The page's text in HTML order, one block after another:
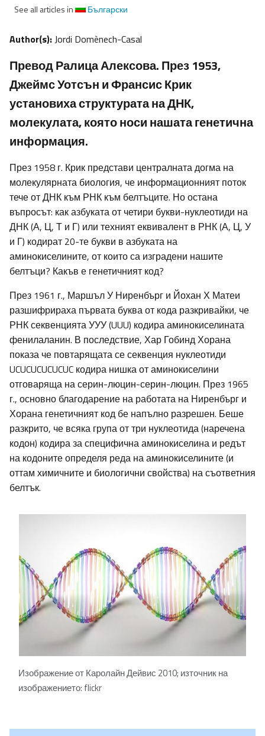
See all articles in
Български
Author(s):Jordi Domènech-Casal
Превод Ралица Алексова. През 1953,
Джеймс Уотсън и Франсис Крик
установиха структурата на ДНК,
молекулата, която носи нашата генетична
информация.
През 1958 г. Крик представи централната догма на
молекулярната биология, че информационният поток
тече от ДНК към РНК към белтъците. Но остана
въпросът: как азбуката от четири букви-нуклеотиди на
ДНК (А, Ц, Т и Г) или техният еквивалент в РНК (А, Ц, У
и Г) кодират 20-те букви в азбуката на
аминокиселините, от които са изградени нашите
белтъци? Какъв е генетичният код?
През 1961 г., Маршъл У Ниренбърг и Йохан Х Матеи
разшифрираха първата буква от кода разкривайки, че
РНК секвенцията УУУ (UUU) кодира аминокиселината
фенилаланин. В последствие, Хар Гобинд Хорана
показа че повтарящата се секвенция нуклеотиди
UCUCUCUCUCUC кодира нишка от аминокиселини
отговаряща на серин-люцин-серин-люцин. През 1965
г., основно благодарение на работата на Ниренбърг и
Хорана генетичният код бе напълно разрешен. Беше
разкрито, че всяка група от три нуклеотида (наречена
кодон) кодира за специфична аминокиселина и редът
на кодоните определя реда на аминокиселините (и
оттам химичните и биологични свойства) на съответния
белтък.
Изображение от Каролайн Дейвис 2010; източник на
изображението: flickr